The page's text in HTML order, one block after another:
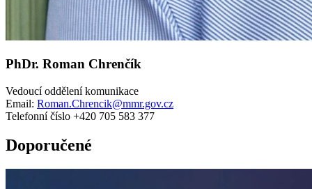
PhDr. Roman Chrenčík
Vedoucí oddělení komunikace
Email: Roman.Chrencik@mmr.gov.cz
Telefonní číslo +420 705 583 377
Doporučené